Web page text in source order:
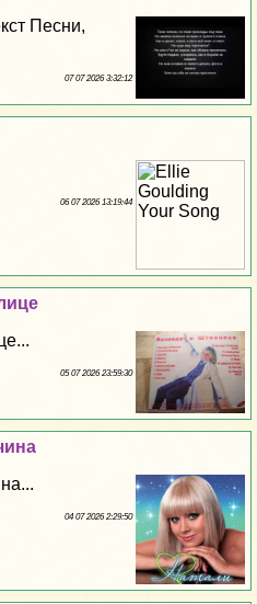
Песни,
07 07 2026 3:32:12
06 07 2026 13:19:44
05 07 2026 23:59:30
04 07 2026 2:29:50